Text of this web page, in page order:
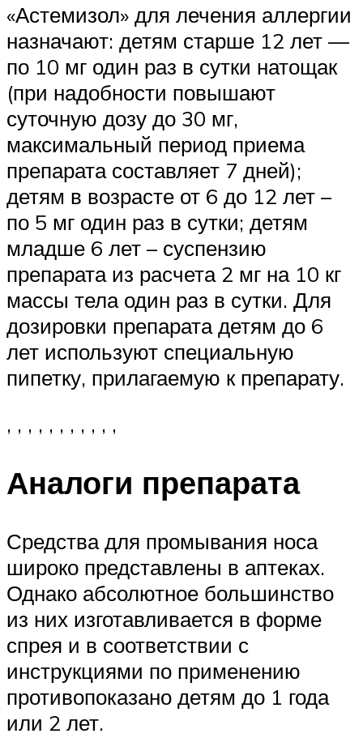
«Астемизол» для лечения аллергии
назначают: детям старше 12 лет —
по 10 мг один раз в сутки натощак
(при надобности повышают
суточную дозу до 30 мг,
максимальный период приема
препарата составляет 7 дней);
детям в возрасте от 6 до 12 лет –
по 5 мг один раз в сутки; детям
младше 6 лет – суспензию
препарата из расчета 2 мг на 10 кг
массы тела один раз в сутки. Для
дозировки препарата детям до 6
лет используют специальную
пипетку, прилагаемую к препарату.
, , , , , , , , , , ,
Аналоги препарата
Средства для промывания носа
широко представлены в аптеках.
Однако абсолютное большинство
из них изготавливается в форме
спрея и в соответствии с
инструкциями по применению
противопоказано детям до 1 года
или 2 лет.